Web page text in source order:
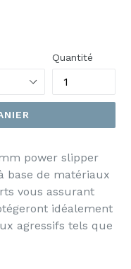
Quantité
power slipper
base de matériaux
vous assurant
idéalement
agressifs tels que